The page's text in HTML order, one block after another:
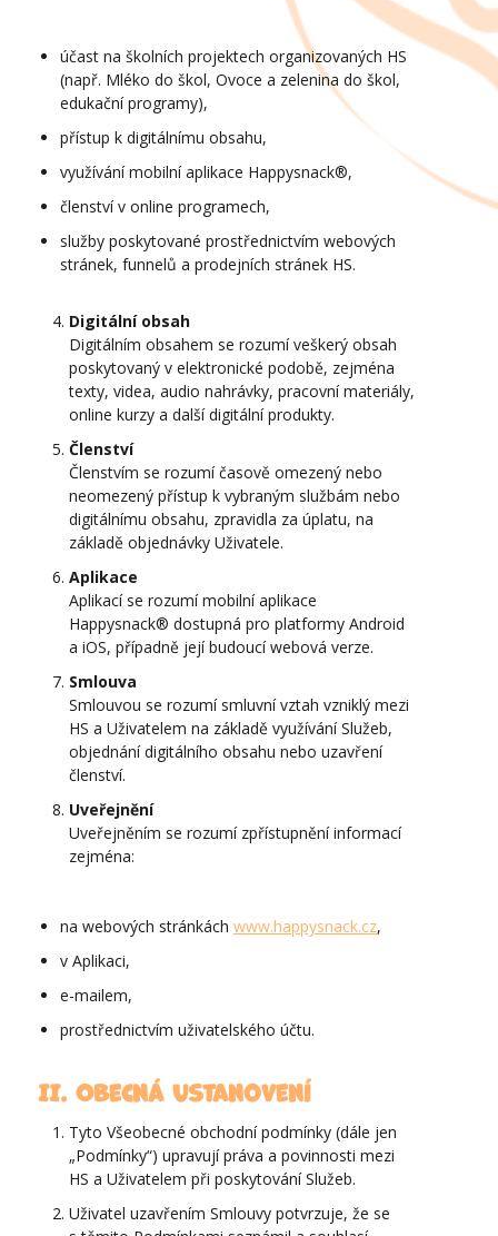
účast na školních projektech organizovaných HS
(např. Mléko do škol, Ovoce a zelenina do škol,
edukační programy),
přístup k digitálnímu obsahu,
využívání mobilní aplikace Happysnack®,
členství v online programech,
služby poskytované prostřednictvím webových
stránek, funnelů a prodejních stránek HS.
Digitální obsah
Digitálním obsahem se rozumí veškerý obsah
poskytovaný v elektronické podobě, zejména
texty, videa, audio nahrávky, pracovní materiály,
online kurzy a další digitální produkty.
Členství
Členstvím se rozumí časově omezený nebo
neomezený přístup k vybraným službám nebo
digitálnímu obsahu, zpravidla za úplatu, na
základě objednávky Uživatele.
Aplikace
Aplikací se rozumí mobilní aplikace
Happysnack® dostupná pro platformy Android
a iOS, případně její budoucí webová verze.
Smlouva
Smlouvou se rozumí smluvní vztah vzniklý mezi
HS a Uživatelem na základě využívání Služeb,
objednání digitálního obsahu nebo uzavření
členství.
Uveřejnění
Uveřejněním se rozumí zpřístupnění informací
zejména:
na webových stránkách www.happysnack.cz,
v Aplikaci,
e-mailem,
prostřednictvím uživatelského účtu.
II. Obecná ustanovení
Tyto Všeobecné obchodní podmínky (dále jen
„Podmínky“) upravují práva a povinnosti mezi
HS a Uživatelem při poskytování Služeb.
Uživatel uzavřením Smlouvy potvrzuje, že se